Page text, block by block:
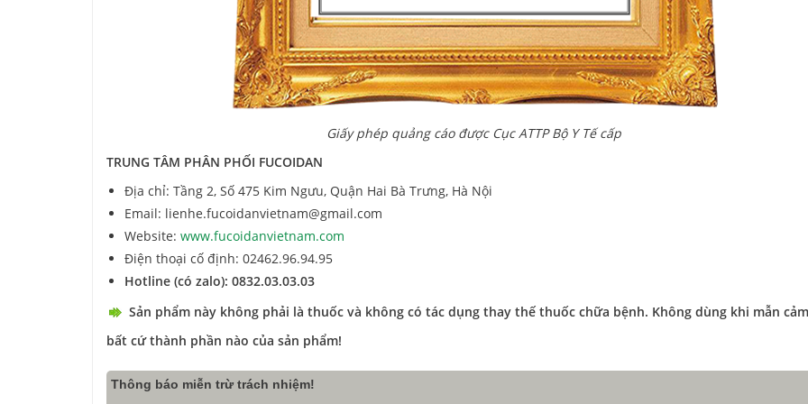
Giấy phép quảng cáo được Cục ATTP Bộ Y Tế cấp
TRUNG TÂM PHÂN PHỐI FUCOIDAN
Địa chỉ: Tầng 2, Số 475 Kim Ngưu, Quận Hai Bà Trưng, Hà Nội
Email: lienhe.fucoidanvietnam@gmail.com
Website: www.fucoidanvietnam.com
Điện thoại cố định: 02462.96.94.95
Hotline (có zalo): 0832.03.03.03
Sản phẩm này không phải là thuốc và không có tác dụng thay thế thuốc chữa bệnh. Không dùng khi mẫn
bất cứ thành phần nào của sản phẩm!
Thông báo miễn trừ trách nhiệm!